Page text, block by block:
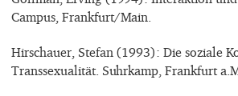
Campus, Frankfurt/Main.
Hirschauer, Stefan (1993): Die soziale
Transsexualität. Suhrkamp, Frankfurt